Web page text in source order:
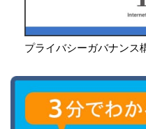
プライバシーガバナンス